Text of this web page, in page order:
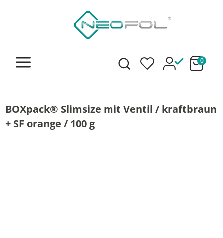
0
BOXpack® Slimsize mit Ventil / kraftbraun
+ SF orange / 100 g